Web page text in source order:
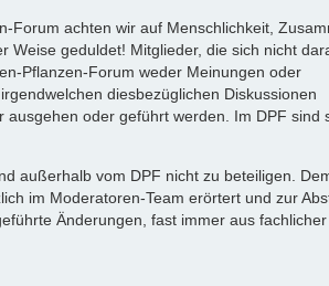
Forum achten wir auf Menschlichkeit,
Weise geduldet! Mitglieder, die sich nicht
Pflanzen-Forum weder Meinungen oder
diesbezüglichen Diskussionen
oder geführt werden. Im DPF sind
außerhalb vom DPF nicht zu beteiligen.
im Moderatoren-Team erörtert und zur
Änderungen, fast immer aus fachlicher